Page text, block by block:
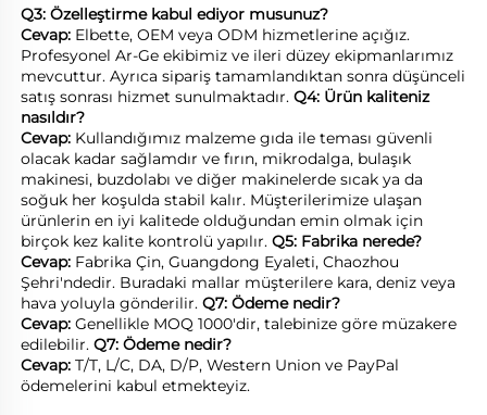
Q3: Özelleştirme kabul ediyor musunuz?
Cevap: Elbette, OEM veya ODM hizmetlerine açığız.
Profesyonel Ar-Ge ekibimiz ve ileri düzey ekipmanlarımız
mevcuttur. Ayrıca sipariş tamamlandıktan sonra düşünceli
satış sonrası hizmet sunulmaktadır. Q4: Ürün kaliteniz
nasıldır?
Cevap: Kullandığımız malzeme gıda ile teması güvenli
olacak kadar sağlamdır ve fırın, mikrodalga, bulaşık
makinesi, buzdolabı ve diğer makinelerde sıcak ya da
soğuk her koşulda stabil kalır. Müşterilerimize ulaşan
ürünlerin en iyi kalitede olduğundan emin olmak için
birçok kez kalite kontrolü yapılır. Q5: Fabrika nerede?
Cevap: Fabrika Çin, Guangdong Eyaleti, Chaozhou
Şehri'ndedir. Buradaki mallar müşterilere kara, deniz veya
hava yoluyla gönderilir. Q7: Ödeme nedir?
Cevap: Genellikle MOQ 1000'dir, talebinize göre müzakere
edilebilir. Q7: Ödeme nedir?
Cevap: T/T, L/C, DA, D/P, Western Union ve PayPal
ödemelerini kabul etmekteyiz.